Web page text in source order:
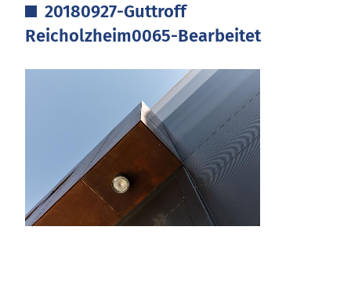
KARRIERE
20180927-Guttroff
Reicholzheim0065-Bearbeitet